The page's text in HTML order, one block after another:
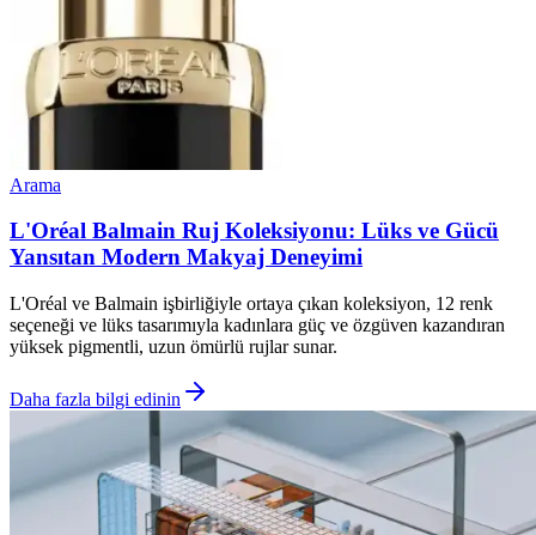
Arama
L'Oréal Balmain Ruj Koleksiyonu: Lüks ve Gücü
Yansıtan Modern Makyaj Deneyimi
L'Oréal ve Balmain işbirliğiyle ortaya çıkan koleksiyon, 12 renk
seçeneği ve lüks tasarımıyla kadınlara güç ve özgüven kazandıran
yüksek pigmentli, uzun ömürlü rujlar sunar.
Daha fazla bilgi edinin